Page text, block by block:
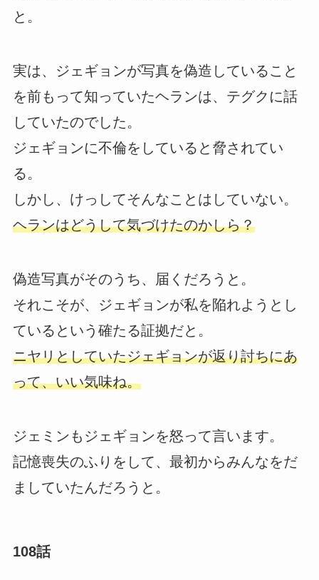
と。
実は、ジェギョンが写真を偽造していること
を前もって知っていたヘランは、テグクに話
していたのでした。
ジェギョンに不倫をしていると脅されてい
る。
しかし、けっしてそんなことはしていない。
ヘランはどうして気づけたのかしら？
偽造写真がそのうち、届くだろうと。
それこそが、ジェギョンが私を陥れようとし
ているという確たる証拠だと。
ニヤリとしていたジェギョンが返り討ちにあ
って、いい気味ね。
ジェミンもジェギョンを怒って言います。
記憶喪失のふりをして、最初からみんなをだ
ましていたんだろうと。
108話